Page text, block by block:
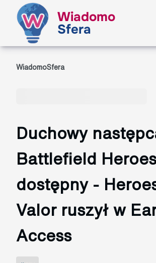
Wiadomo
Sfera
WiadomoSfera
Duchowy
Battlefield
dostępny -
Valor ruszył w
Access